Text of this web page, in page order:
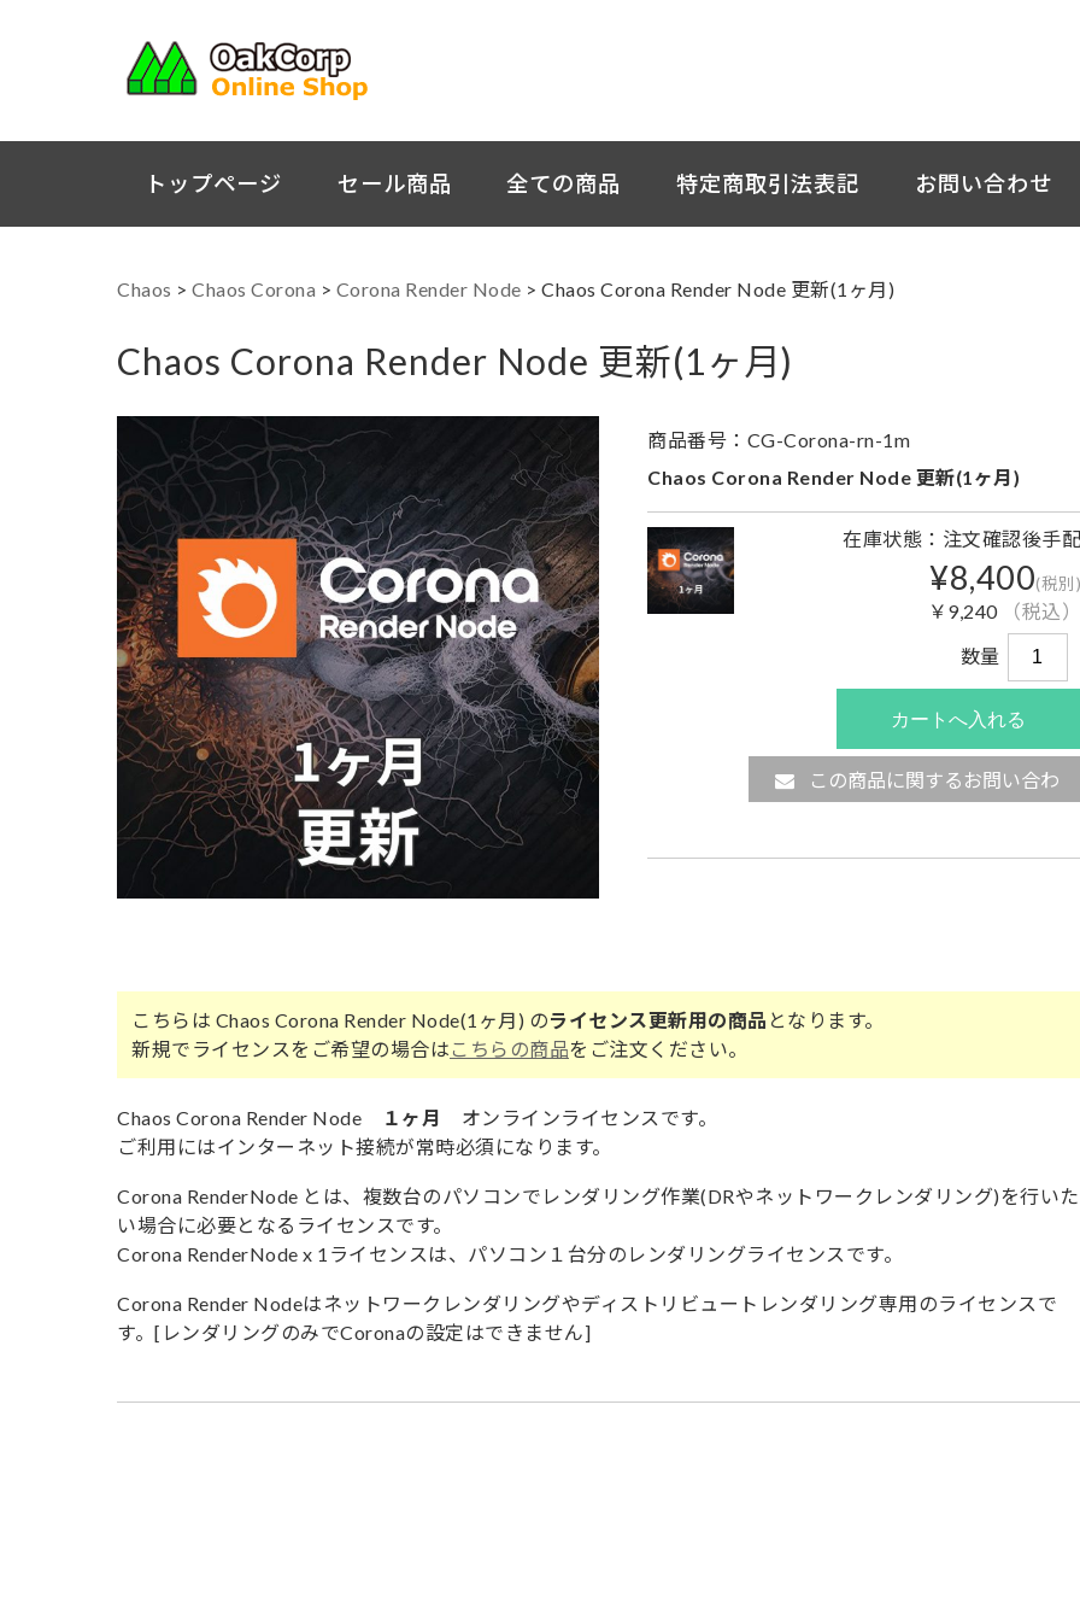
トップページ セール商品 全ての商品 特定商取引法表記 お問い合わせ
Chaos > Chaos Corona > Corona Render Node > Chaos Corona Render Node 更新(1ヶ月)
Chaos Corona Render Node 更新(1ヶ月)
商品番号：CG-Corona-rn-1m
Chaos Corona Render Node 更新(1ヶ月)
在庫状態：注文確認後手配
¥8,400(税別)
￥9,240
（税込）
数量
この商品に関するお問い合わ
こちらは Chaos Corona Render Node(1ヶ月) のライセンス更新用の商品 となります。
新規でライセンスをご希望の場合は こちらの商品をご注文ください。
Chaos Corona Render Node １ヶ月
オンラインライセンスです。
ご利用にはインターネット接続が常時必須になります。
Corona RenderNode とは、複数台のパソコンでレンダリング作業(DRやネットワークレンダリング)を行いた
い場合に必要となるライセンスです。
Corona RenderNode x 1ライセンスは、パソコン１台分のレンダリングライセンスです。
Corona Render Nodeはネットワークレンダリングやディストリビュートレンダリング専用のライセンスで
す。[レンダリングのみでCoronaの設定はできません]